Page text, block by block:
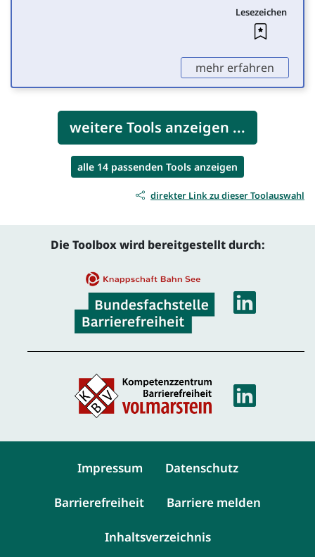
Lesezeichen
,mehr erfahren
weitere Tools anzeigen ...
alle 14 passenden Tools anzeigen
direkter Link zu dieser Toolauswahl
Die Toolbox wird bereitgestellt durch:
Service-Navigation
Impressum Datenschutz
Barrierefreiheit Barriere melden
Inhaltsverzeichnis